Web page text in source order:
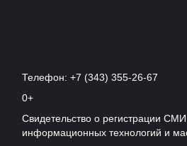
Телефон: +7 (343) 355-26-67
0+
Свидетельство о регистрации
информационных технологий и